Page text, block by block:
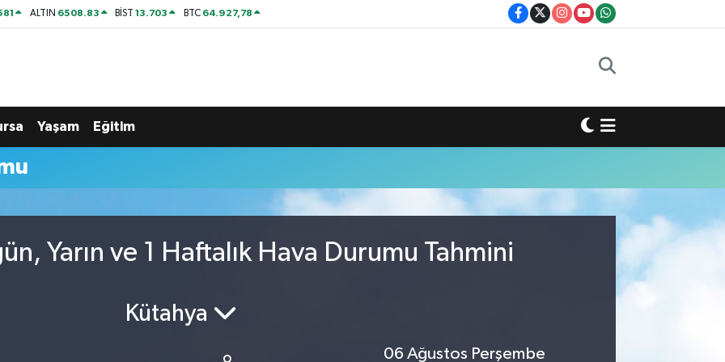
ALTIN 6508.83 BİST13.703 BTC 64.927,78
Yaşam Eğitim
Yarın ve 1 Haftalık Hava Durumu Tahmini
Kütahya
06 Ağustos Perşembe